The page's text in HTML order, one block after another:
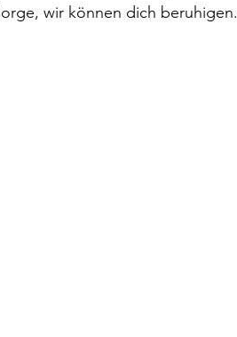
wir können dich beruhigen.